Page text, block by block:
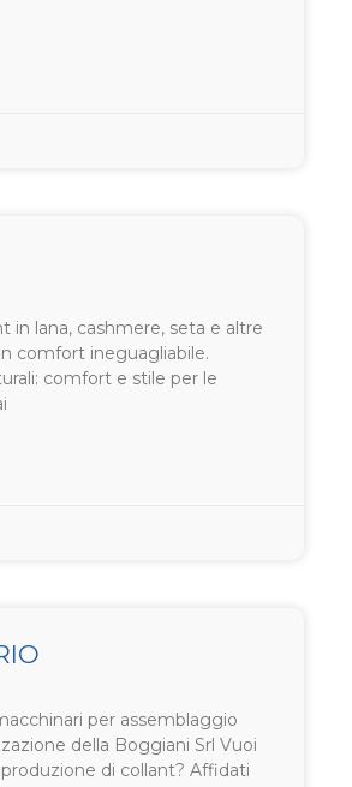
in lana, cashmere, seta e altre
comfort ineguagliabile.
comfort e stile per le
per assemblaggio
della Boggiani Srl Vuoi
di collant? Affidati